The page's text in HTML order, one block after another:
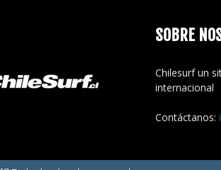
SOBRE
Chilesurf un
internacional
Contáctanos: